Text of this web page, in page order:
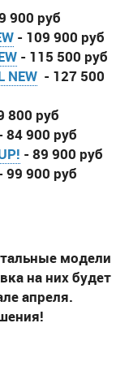
900 руб
- 109 900 руб
- 115 500 руб
NEW - 127 500
800 руб
84 900 руб
- 89 900 руб
99 900 руб
модели
на них будет
апреля.